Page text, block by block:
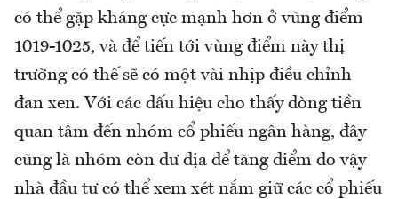
có thể gặp kháng cực mạnh hơn ở vùng điểm
1019-1025, và để tiến tới vùng điểm này thị
trường có thế sẽ có một vài nhịp điều chỉnh
đan xen. Với các dấu hiệu cho thấy dòng tiền
quan tâm đến nhóm cổ phiếu ngân hàng, đây
cũng là nhóm còn dư địa để tăng điểm do vậy
nhà đầu tư có thể xem xét nắm giữ các cổ phiếu